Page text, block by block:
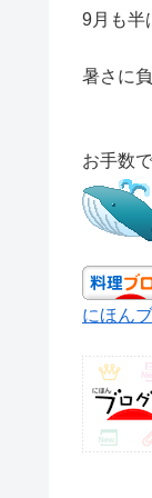
9月も半
暑さに
お手数
にほん